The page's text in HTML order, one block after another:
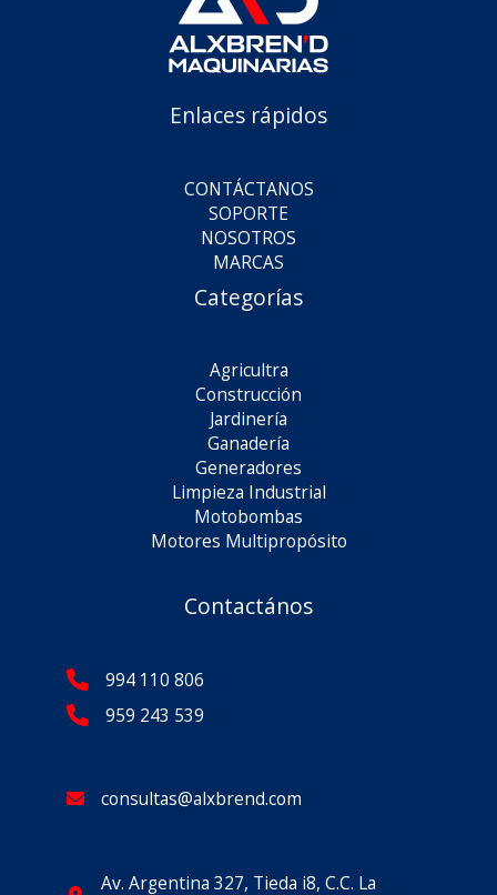
Enlaces rápidos
CONTÁCTANOS
SOPORTE
NOSOTROS
MARCAS
Categorías
Agricultra
Construcción
Jardinería
Ganadería
Generadores
Limpieza Industrial
Motobombas
Motores Multipropósito
Contactános
994 110 806
959 243 539
consultas@alxbrend.com
Av. Argentina 327, Tieda i8, C.C. La